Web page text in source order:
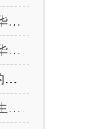
知
知
》